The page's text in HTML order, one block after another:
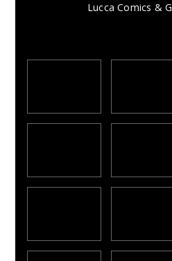
Lucca Comics &